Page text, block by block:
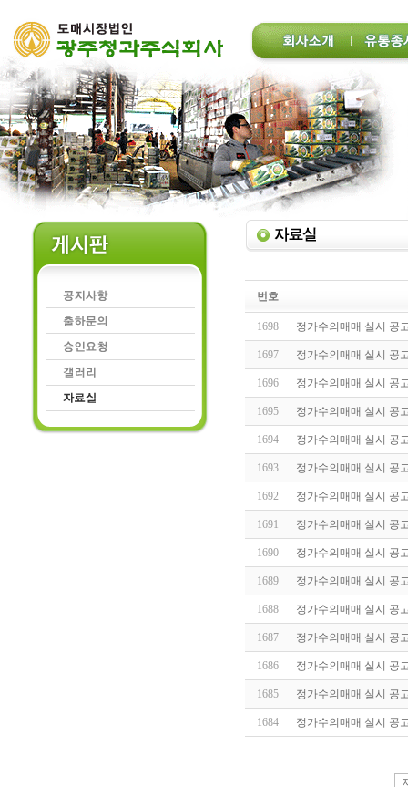
번호
1698 정가수의매매 실시 공
1697 정가수의매매 실시 공
1696 정가수의매매 실시 공
1695 정가수의매매 실시 공
1694 정가수의매매 실시 공
1693 정가수의매매 실시 공
1692 정가수의매매 실시 공
1691 정가수의매매 실시 공
1690 정가수의매매 실시 공
1689 정가수의매매 실시 공
1688 정가수의매매 실시 공
1687 정가수의매매 실시 공
1686 정가수의매매 실시 공
1685 정가수의매매 실시 공
1684 정가수의매매 실시 공